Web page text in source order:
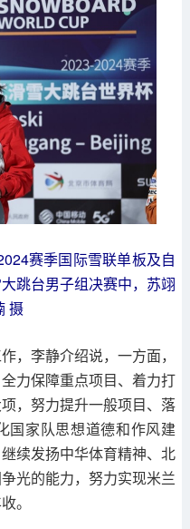
赛季国际雪联单板及自
跳台男子组决赛中，苏翊
摄
，李静介绍说，一方面，
力保障重点项目、着力打
，努力提升一般项目、落
国家队思想道德和作风建
续发扬中华体育精神、北
光的能力，努力实现米兰
。